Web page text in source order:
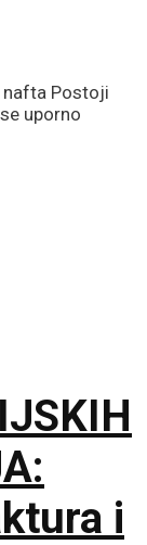
nafta Postoji
uporno
i